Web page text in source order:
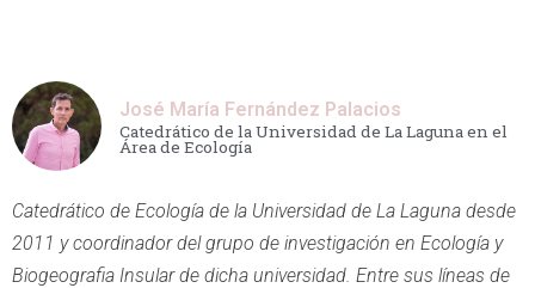
José María Fernández Palacios
Catedrático de la Universidad de La Laguna en el
Área de Ecología
Catedrático de Ecología de la Universidad de La Laguna desde
2011 y coordinador del grupo de investigación en Ecología y
Biogeografia Insular de dicha universidad. Entre sus líneas de